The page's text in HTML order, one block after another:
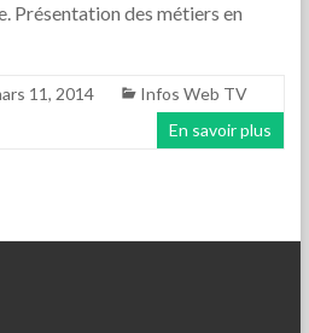
Présentation des métiers en
11, 2014
Infos Web TV
En savoir plus